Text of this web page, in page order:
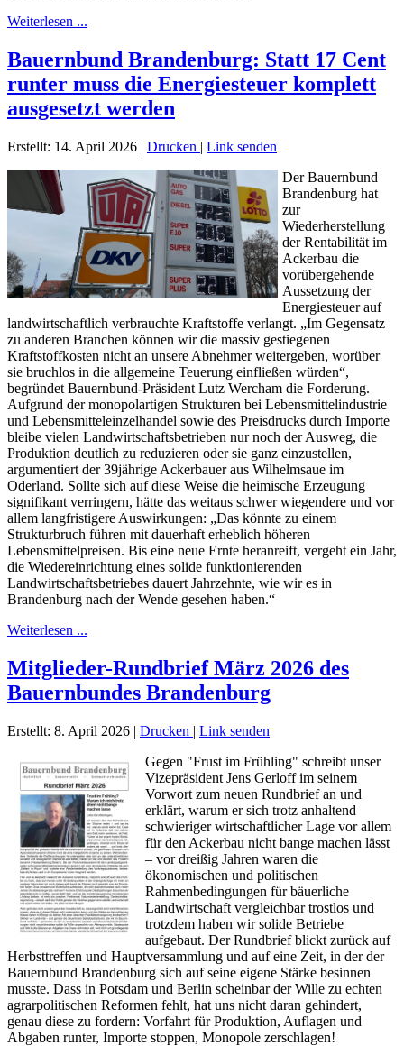
Weiterlesen ...
Bauernbund Brandenburg: Statt 17 Cent
runter muss die Energiesteuer komplett
ausgesetzt werden
Erstellt: 14. April 2026 | Drucken | Link senden
Der Bauernbund
Brandenburg hat
zur
Wiederherstellung
der Rentabilität im
Ackerbau die
vorübergehende
Aussetzung der
Energiesteuer auf
landwirtschaftlich verbrauchte Kraftstoffe verlangt. „Im Gegensatz
zu anderen Branchen können wir die massiv gestiegenen
Kraftstoffkosten nicht an unsere Abnehmer weitergeben, worüber
sie bruchlos in die allgemeine Teuerung einfließen würden“,
begründet Bauernbund-Präsident Lutz Wercham die Forderung.
Aufgrund der monopolartigen Strukturen bei Lebensmittelindustrie
und Lebensmitteleinzelhandel sowie des Preisdrucks durch Importe
bleibe vielen Landwirtschaftsbetrieben nur noch der Ausweg, die
Produktion deutlich zu reduzieren oder sie ganz einzustellen,
argumentiert der 39jährige Ackerbauer aus Wilhelmsaue im
Oderland. Sollte sich auf diese Weise die heimische Erzeugung
signifikant verringern, hätte das weitaus schwer wiegendere und vor
allem langfristigere Auswirkungen: „Das könnte zu einem
Strukturbruch führen mit dauerhaft erheblich höheren
Lebensmittelpreisen. Bis eine neue Ernte heranreift, vergeht ein Jahr,
die Wiedereinrichtung eines solide funktionierenden
Landwirtschaftsbetriebes dauert Jahrzehnte, wie wir es in
Brandenburg nach der Wende gesehen haben.“
Weiterlesen ...
Mitglieder-Rundbrief März 2026 des
Bauernbundes Brandenburg
Erstellt: 8. April 2026 | Drucken | Link senden
Gegen "Frust im Frühling" schreibt unser
Vizepräsident Jens Gerloff im seinem
Vorwort zum neuen Rundbrief an und
erklärt, warum er sich trotz anhaltend
schwieriger wirtschaftlicher Lage vor allem
für den Ackerbau nicht bange machen lässt
– vor dreißig Jahren waren die
ökonomischen und politischen
Rahmenbedingungen für bäuerliche
Landwirtschaft vergleichbar trostlos und
trotzdem haben wir solide Betriebe
aufgebaut. Der Rundbrief blickt zurück auf
Herbsttreffen und Hauptversammlung und auf eine Zeit, in der der
Bauernbund Brandenburg sich auf seine eigene Stärke besinnen
musste. Dass in Potsdam und Berlin scheinbar der Wille zu echten
agrarpolitischen Reformen fehlt, hat uns nicht daran gehindert,
genau diese zu fordern: Vorfahrt für Produktion, Auflagen und
Abgaben runter, Importe stoppen, Monopole zerschlagen!